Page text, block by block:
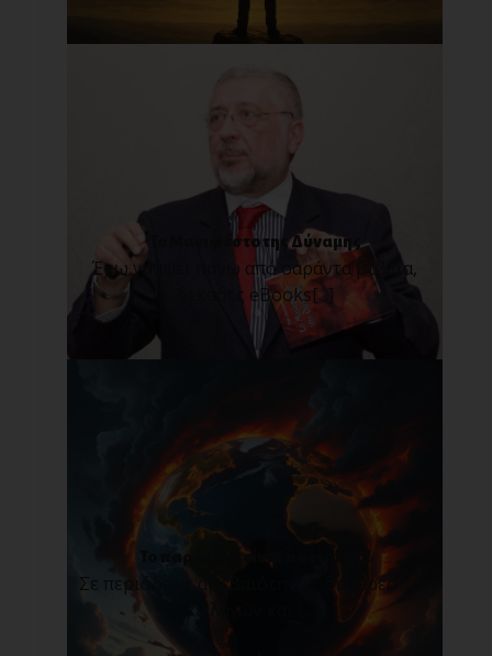
Το Μανιφέστο της Δύναμης
Έχω γράψει πάνω από σαράντα βιβλία,
δεκάδες eBooks[...]
Το παρόν δεν είναι παντοτινό!
Σε περιόδους αβεβαιότητας, δυσάρεστων